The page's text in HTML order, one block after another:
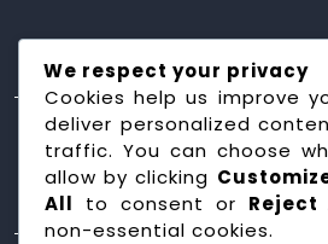
Meta
Connexion
We respect your privacy
Cookies help us improve
deliver personalized
traffic. You can choose
allow by clicking
All to consent or Reject
non-essential cookies.